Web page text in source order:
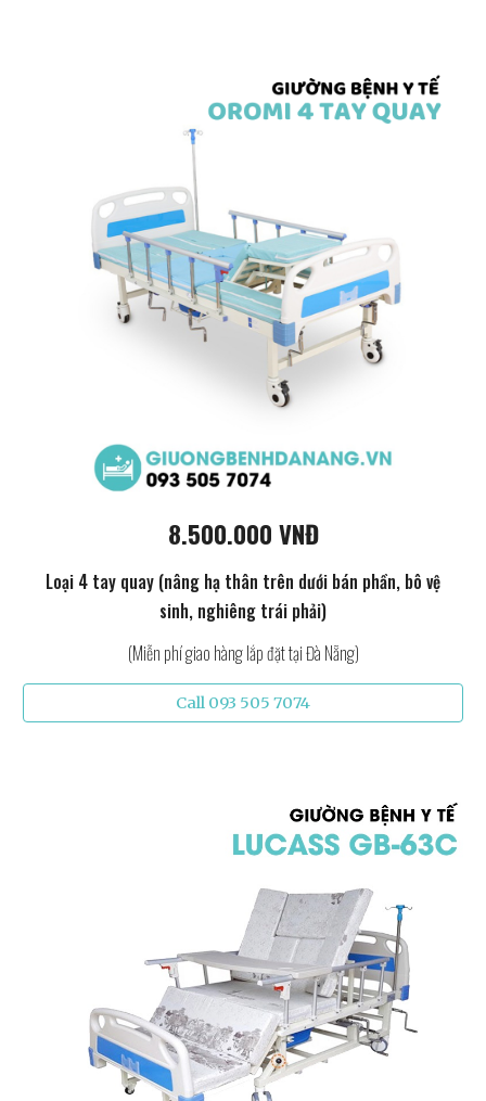
8.500.000 VNĐ
Loại 4 tay quay (nâng hạ thân trên dưới bán phần, bô vệ
sinh, nghiêng trái phải)
(Miễn phí giao hàng lắp đặt tại Đà Nẵng)
Call 093 505 7074